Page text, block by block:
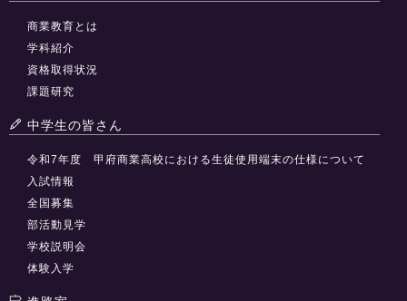
商業教育とは
学科紹介
資格取得状況
課題研究
中学生の皆さん
令和7年度 甲府商業高校における生徒使用端末の仕様について
入試情報
全国募集
部活動見学
学校説明会
体験入学